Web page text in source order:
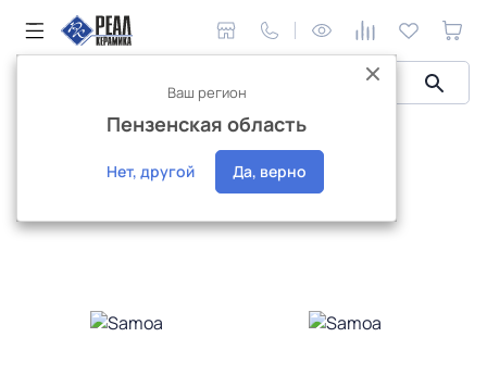
Керамическая плитка El Molino Samoa
Ваш регион
Пензенская область
Нет, другой Да, верно